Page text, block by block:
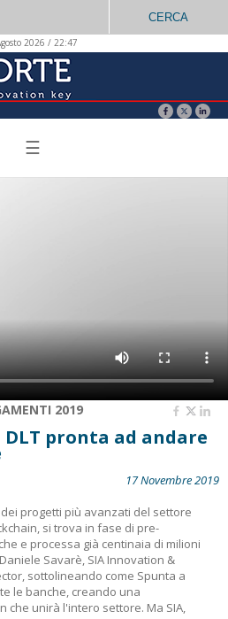
CERCA
2026 / 22:47
☰
2019
DLT pronta ad andare
17 Novembre 2019
dei progetti più avanzati del settore
si trova in fase di pre-
e processa già centinaia di milioni
Savarè, SIA Innovation &
sottolineando come Spunta a
le banche, creando una
che unirà l'intero settore. Ma SIA,